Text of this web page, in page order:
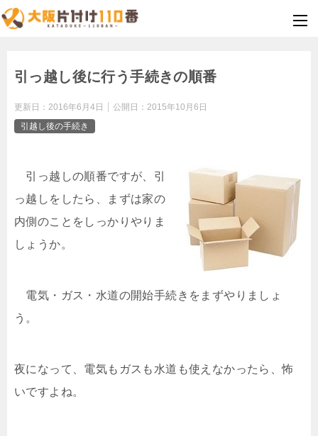
引っ越し後に行う手続きの順番
更新日： 2016年6月4日 公開日： 2015年10月6日
引越し後の手続き
引っ越しの順番ですが、引
っ越しをしたら、まずは家の
内側のことをしっかりやりま
しょうか。
電気・ガス・水道の開始手続きをまずやりましょ
う。
夜になって、電気もガスも水道も使えなかったら、怖
いですよね。